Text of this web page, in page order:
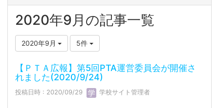
2020年9月の記事一覧
2020年9月 5件
【ＰＴＡ広報】第5回PTA運営委員会が開催さ
れました(2020/9/24)
投稿日時 : 2020/09/29 学校サイト管理者